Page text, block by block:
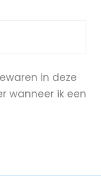
in deze
wanneer ik een